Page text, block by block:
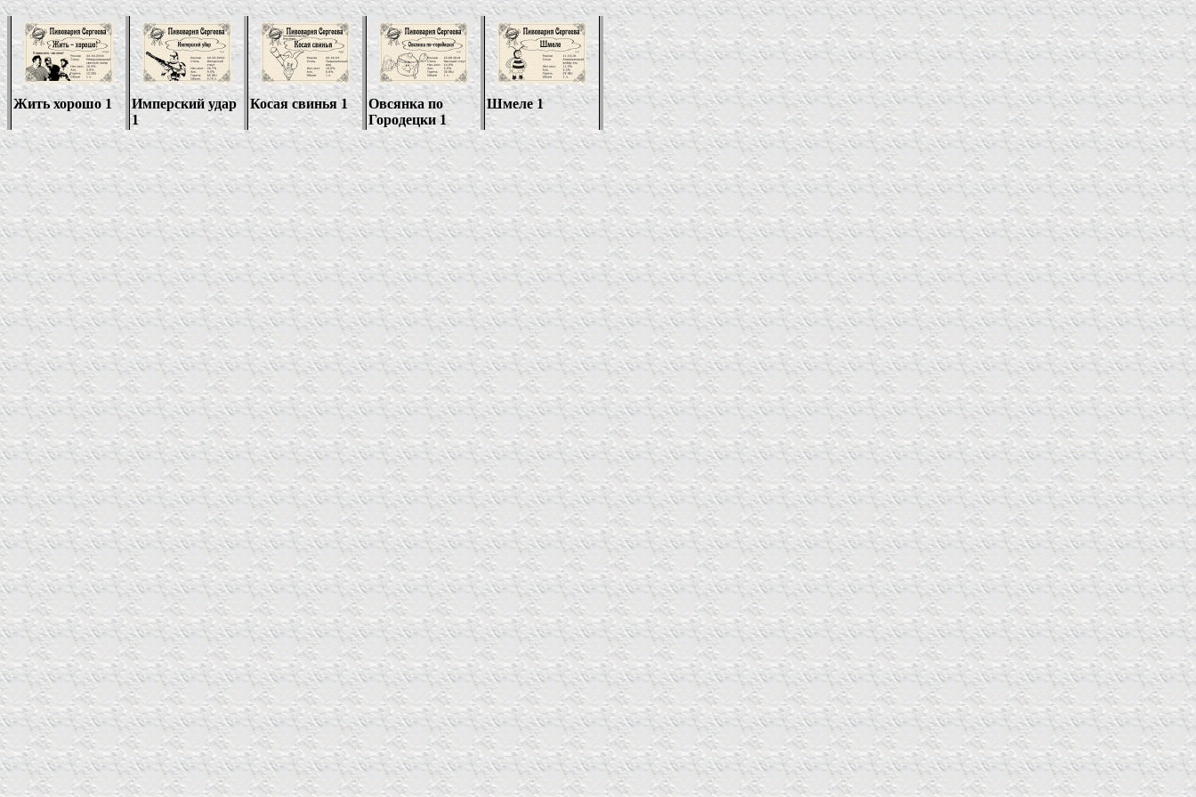
Жить хорошо 1
Имперский удар
1
Косая свинья 1
Овсянка по
Городецки 1
Шмеле 1